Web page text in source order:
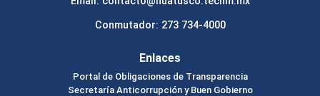
Conmutador: 273 734-4000
Enlaces
Portal de Obligaciones de Transparencia
Secretaría Anticorrupción y Buen Gobierno